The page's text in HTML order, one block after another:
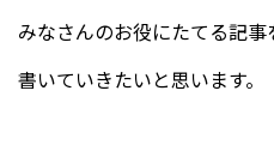
みなさんのお役にたてる記事
書いていきたいと思います。